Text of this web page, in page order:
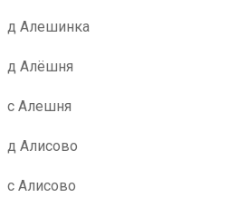
д Алешинка
д Алёшня
с Алешня
д Алисово
с Алисово